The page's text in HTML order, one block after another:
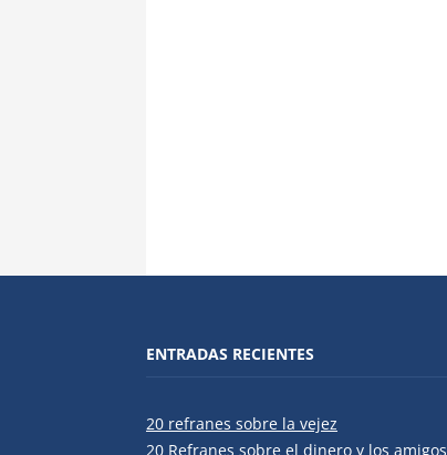
ENTRADAS RECIENTES
20 refranes sobre la vejez
20 Refranes sobre el dinero y los amigos